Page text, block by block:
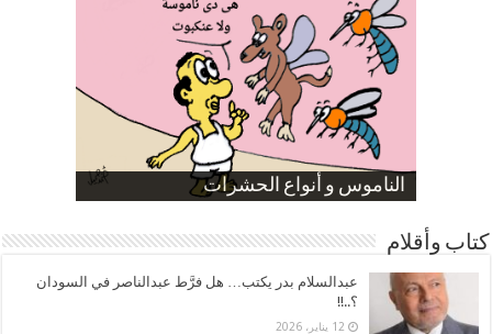
الناموس و أنواع الحشرات
الموظفين بعد ارتفاع الأسعار
ارتفاع نسبة الطلاق في مصر
صورة كاركاتيرية
صورة كاركاتيرية
كتاب وأقلام
عبدالسلام بدر يكتب… هل فرَّط عبدالناصر في السودان
؟..!!
12 يناير، 2026